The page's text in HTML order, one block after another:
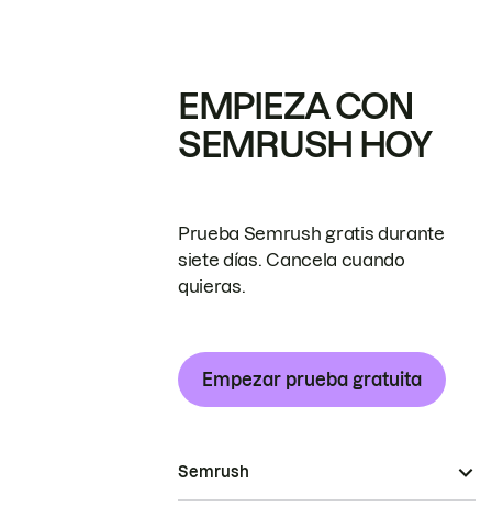
EMPIEZA CON
SEMRUSH HOY
Prueba Semrush gratis durante
siete días. Cancela cuando
quieras.
Empezar prueba gratuita
Semrush